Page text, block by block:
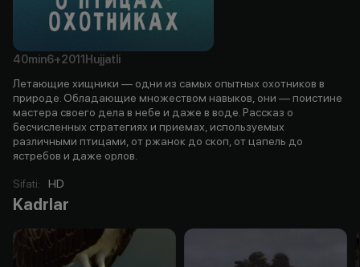
40min6+2011 Hujjatli
Летающие хищники — одни из самых опытных охотников в
природе. Обладающие множеством навыков, они — поистине
мастера своего дела в небе и даже в воде. Рассказ о
бесчисленных стратегиях и приемах, используемых
различными птицами, от ржанок до скоп, от цапель до
ястребов и даже орлов.
Sifati: HD
Kadrlar